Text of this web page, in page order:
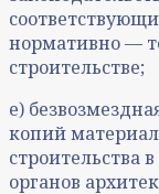
нормативно —
строительстве;
е)
копий
строительства
органов